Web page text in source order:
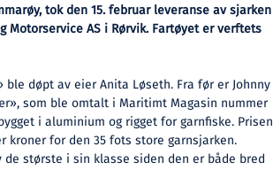
tok den 15. februar leveranse av sjarken
Motorservice AS i Rørvik. Fartøyet er verftets
døpt av eier Anita Løseth. Fra før er Johnny
som ble omtalt i Maritimt Magasin nummer
i aluminium og rigget for garnfiske. Prisen
kroner for den 35 fots store garnsjarken.
største i sin klasse siden den er både bred